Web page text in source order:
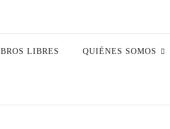
LIBRES QUIÉNES SOMOS